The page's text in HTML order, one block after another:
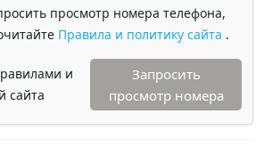
просмотр номера телефона,
Правила и политику сайта .
и
сайта
Запросить
просмотр номера